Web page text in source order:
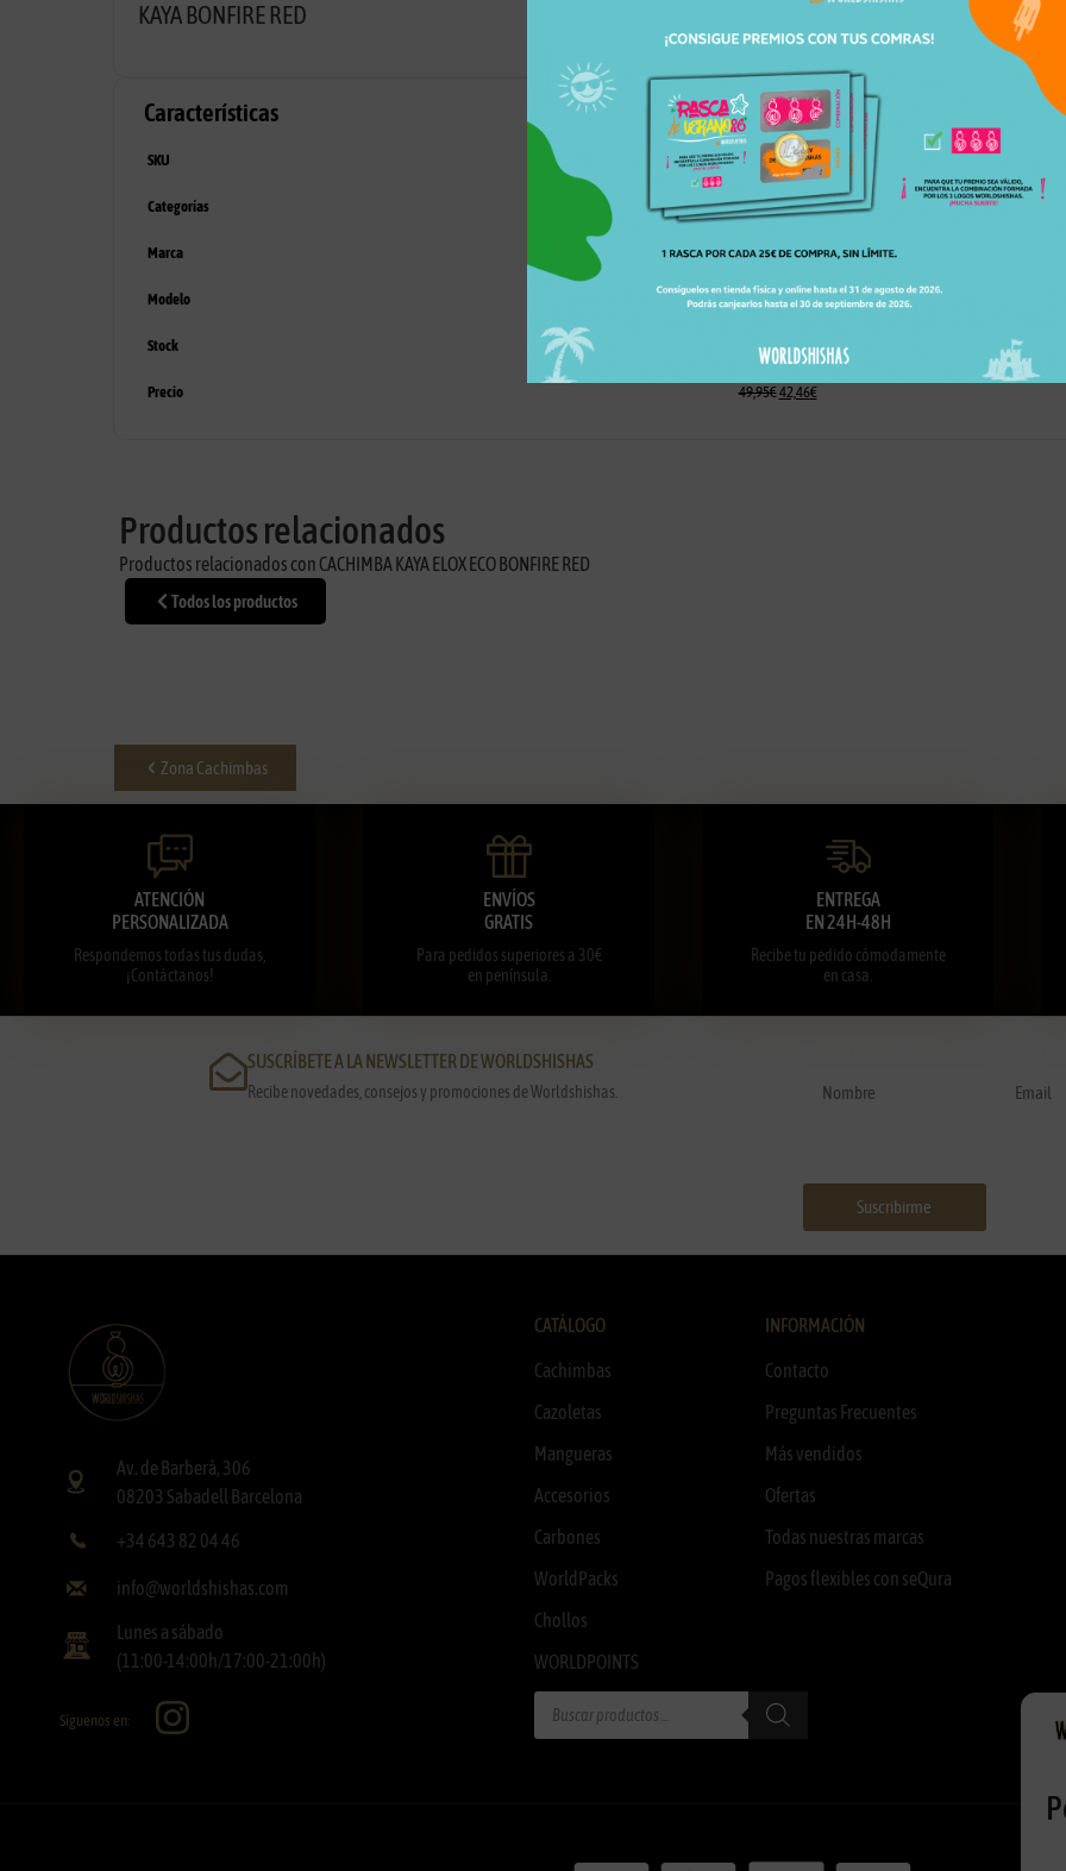
KAYA BONFIRE RED
Características
SKU 1885
Categorías Cachimbas
Marca Kaya
Modelo
Stock En Stock
Precio 49,95€42,46€
Productos relacionados
Productos relacionados con CACHIMBA KAYA ELOX ECO BONFIRE RED
Todos los productos
Zona Cachimbas
ATENCIÓN
PERSONALIZADA
Respondemos todas tus dudas,
¡Contáctanos!
ENVÍOS
GRATIS
Para pedidos superiores a 30€
en península.
ENTREGA
EN 24H-48H
Recibe tu pedido cómodamente
en casa.
SUSCRÍBETE A LA NEWSLETTER DE WORLDSHISHAS
Recibe novedades, consejos y promociones de Worldshishas.
Suscribirme
Av. de Barberà, 306
08203 Sabadell Barcelona
+34 643 82 04 46
info@worldshishas.com
Lunes a sábado
(11:00-14:00h/17:00-21:00h)
Síguenos en:
CATÁLOGO
Cachimbas
Cazoletas
Mangueras
Accesorios
Carbones
WorldPacks
Chollos
WORLDPOINTS
INFORMACIÓN
Contacto
Preguntas Frecuentes
Más vendidos
Ofertas
Todas nuestras marcas
Pagos flexibles con seQura